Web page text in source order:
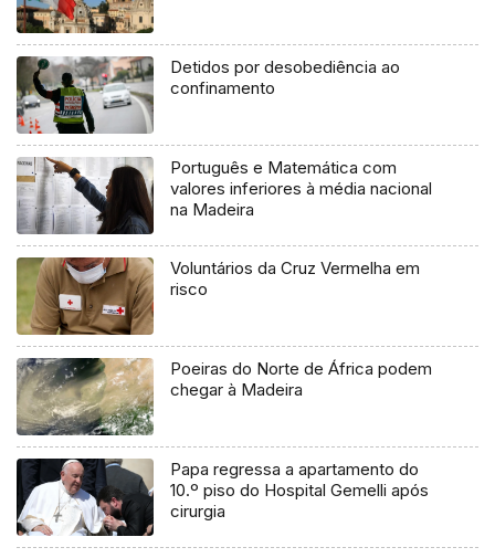
Detidos por desobediência ao
confinamento
Português e Matemática com
valores inferiores à média nacional
na Madeira
Voluntários da Cruz Vermelha em
risco
Poeiras do Norte de África podem
chegar à Madeira
Papa regressa a apartamento do
10.º piso do Hospital Gemelli após
cirurgia